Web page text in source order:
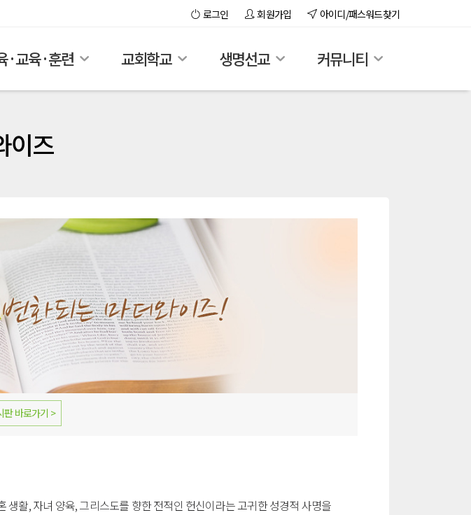
로그인 회원가입 아이디/패스워드찾기
·교육·훈련 교회학교 생명선교 커뮤니티
이즈
판 바로가기 >
활, 자녀 양육, 그리스도를 향한 전적인 헌신이라는 고귀한 성경적 사명을